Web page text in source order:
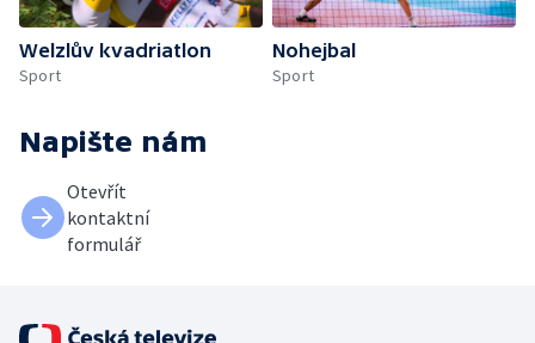
Welzlův kvadriatlon
Sport
Nohejbal
Sport
Napište nám
Otevřít
kontaktní
formulář